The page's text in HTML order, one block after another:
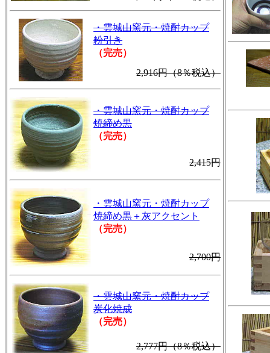
・雲城山窯元・焼酎カップ
粉引き
（完売）
2,916円（8％税込）
・雲城山窯元・焼酎カップ
焼締め黒
（完売）
2,415円
・雲城山窯元・焼酎カップ
焼締め黒＋灰アクセント
（完売）
2,700円
・雲城山窯元・焼酎カップ
炭化焼成
（完売）
2,777円（8％税込）